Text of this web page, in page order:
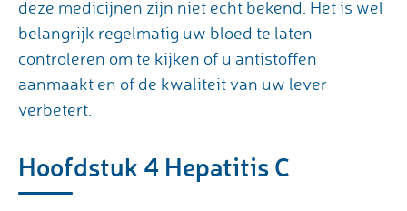
deze medicijnen zijn niet echt bekend. Het is wel
belangrijk regelmatig uw bloed te laten
controleren om te kijken of u antistoffen
aanmaakt en of de kwaliteit van uw lever
verbetert.
Hoofdstuk 4 Hepatitis C